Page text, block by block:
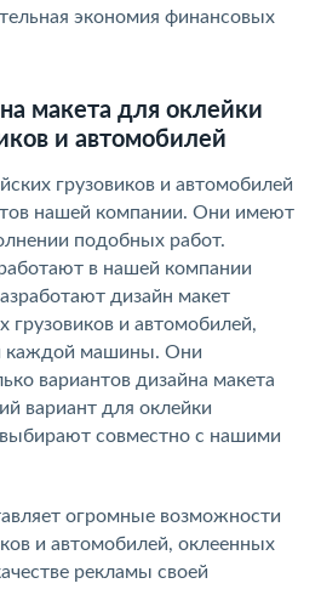
экономия финансовых
макета для оклейки
и автомобилей
грузовиков и автомобилей
нашей компании. Они имеют
подобных работ.
в нашей компании
дизайн макет
грузовиков и автомобилей,
каждой машины. Они
вариантов дизайна макета
вариант для оклейки
совместно с нашими
огромные возможности
и автомобилей, оклеенных
рекламы своей